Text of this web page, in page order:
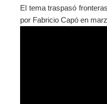
El tema traspasó
por Fabricio Capó en